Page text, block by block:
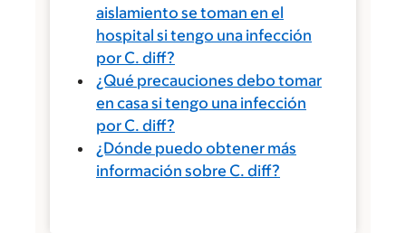
aislamiento se toman en el
hospital si tengo una infección
por C. diff?
¿Qué precauciones debo tomar
en casa si tengo una infección
por C. diff?
¿Dónde puedo obtener más
información sobre C. diff?